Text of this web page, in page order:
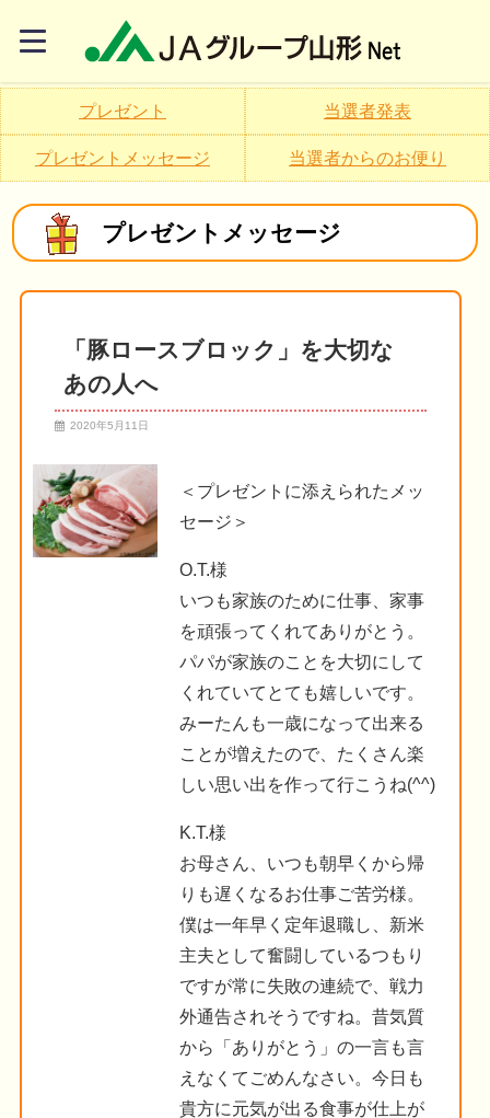
プレゼント 当選者発表
プレゼントメッセージ 当選者からのお便り
プレゼントメッセージ
「豚ロースブロック」を大切な
あの人へ
2020年5月11日
＜プレゼントに添えられたメッ
セージ＞
O.T.様
いつも家族のために仕事、家事
を頑張ってくれてありがとう。
パパが家族のことを大切にして
くれていてとても嬉しいです。
みーたんも一歳になって出来る
ことが増えたので、たくさん楽
しい思い出を作って行こうね(^^)
K.T.様
お母さん、いつも朝早くから帰
りも遅くなるお仕事ご苦労様。
僕は一年早く定年退職し、新米
主夫として奮闘しているつもり
ですが常に失敗の連続で、戦力
外通告されそうですね。昔気質
から「ありがとう」の一言も言
えなくてごめんなさい。今日も
貴方に元気が出る食事が仕上が